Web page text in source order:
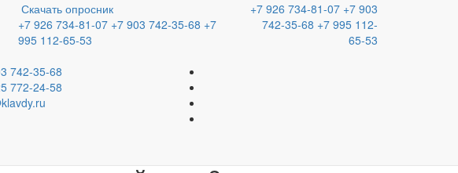
США, Тайвань |
Оформляем карты АРЕС, визы во Францию, Китай, США,
Францию, Китай, США, Тайвань| Оформляем карты АРЕС, визы во Францию,
Скачать опросник
+7 926 734-81-07 +7 903 742-35-68 +7
995 112-65-53
+7 926 734-81-07 +7 903
742-35-68 +7 995 112-
65-53
742-35-68
772-24-58
путешествовать внутри нескольких государств. Визовый центр
Вы получите надежный и профессиональный сервис,
всех необходимых бумаг.